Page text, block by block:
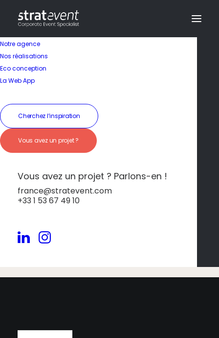
Notre agence
Nos réalisations
Eco conception
La Web App
Cherchez l’inspiration
Vous avez un projet ?
Vous avez un projet ? Parlons-en !
france@stratevent.com
+33 1 53 67 49 10
Parlons de vous !
organiser ?
Contactez-nous et notre équipe se fera un
plaisir de vous accompagner :